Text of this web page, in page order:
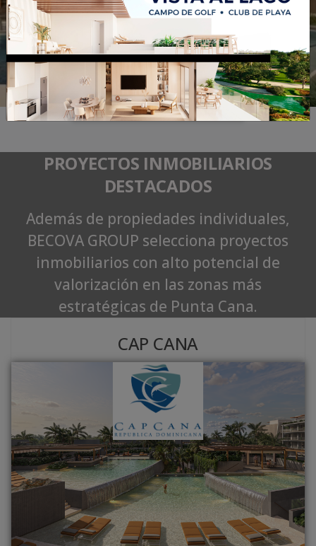
Buscar Propiedades
PROYECTOS INMOBILIARIOS
DESTACADOS
Además de propiedades individuales,
BECOVA GROUP selecciona proyectos
inmobiliarios con alto potencial de
valorización en las zonas más
estratégicas de Punta Cana.
CAP CANA